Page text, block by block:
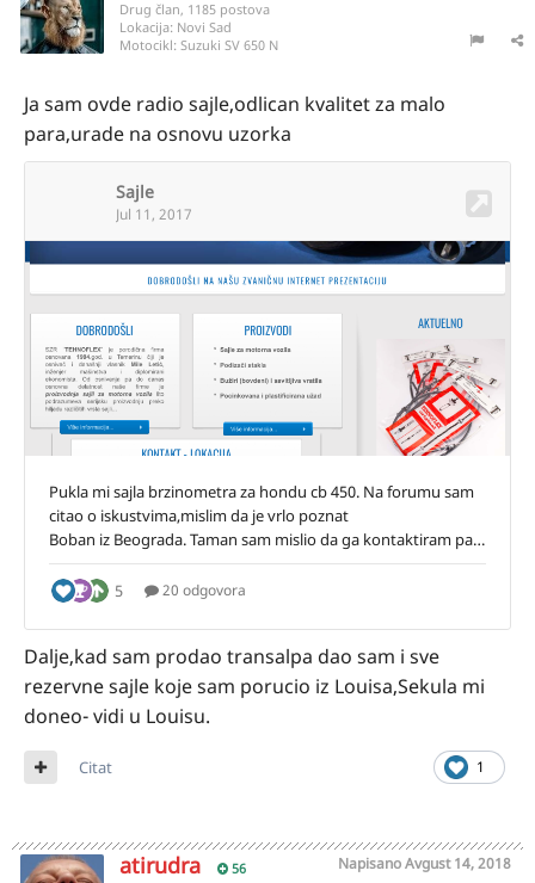
Drug član, 1185 postova
Lokacija: Novi Sad
Motocikl: Suzuki SV 650 N
Ja sam ovde radio sajle,odlican kvalitet za malo
para,urade na osnovu uzorka
Dalje,kad sam prodao transalpa dao sam i sve
rezervne sajle koje sam porucio iz Louisa,Sekula mi
doneo- vidi u Louisu.
1
Citat
atirudra 56 NapisanoAvgust 14, 2018